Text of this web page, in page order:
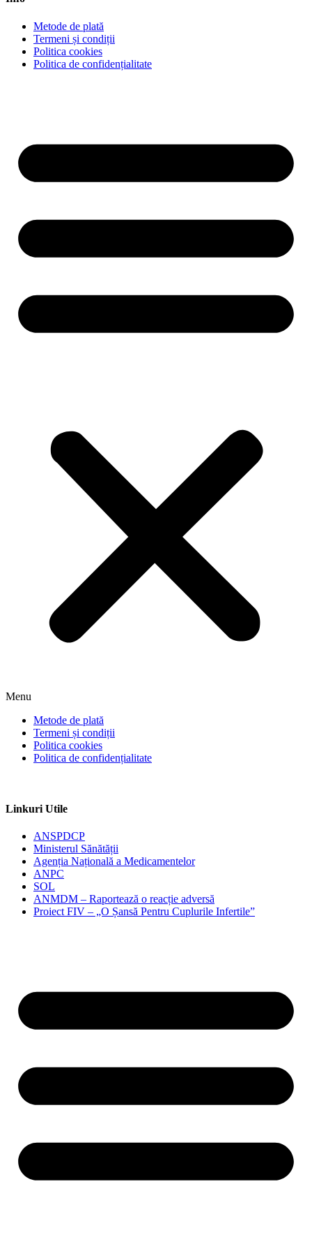
Metode de plată
Termeni și condiții
Politica cookies
Politica de confidențialitate
Menu
Metode de plată
Termeni și condiții
Politica cookies
Politica de confidențialitate
Linkuri Utile
ANSPDCP
Ministerul Sănătății
Agenția Națională a Medicamentelor
ANPC
SOL
ANMDM – Raportează o reacție adversă
Proiect FIV – „O Șansă Pentru Cuplurile Infertile”